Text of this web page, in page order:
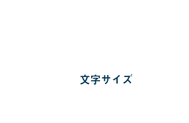
文字サイズを